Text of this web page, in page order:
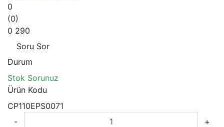
0
(0)
0 290
Soru Sor
Durum
Stok Sorunuz
Ürün Kodu
CP110EPS0071
-
+